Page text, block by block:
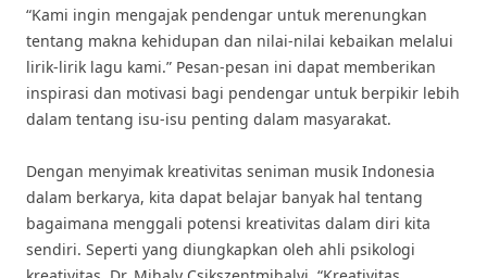
“Kami ingin mengajak pendengar untuk merenungkan
tentang makna kehidupan dan nilai-nilai kebaikan melalui
lirik-lirik lagu kami.” Pesan-pesan ini dapat memberikan
inspirasi dan motivasi bagi pendengar untuk berpikir lebih
dalam tentang isu-isu penting dalam masyarakat.
Dengan menyimak kreativitas seniman musik Indonesia
dalam berkarya, kita dapat belajar banyak hal tentang
bagaimana menggali potensi kreativitas dalam diri kita
sendiri. Seperti yang diungkapkan oleh ahli psikologi